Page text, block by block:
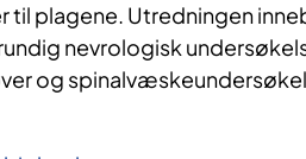
til plagene. Utredningen
nevrologisk
og